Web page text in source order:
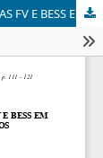
AVALIAÇÃO TÉCNICA DA INTEGRAÇÃO DE SISTEMAS FV E BESS EM ESTAÇÃO DE RECARGA DE VEÍCULOS ELÉTRICOS